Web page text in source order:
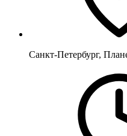
Санкт-Петербург,